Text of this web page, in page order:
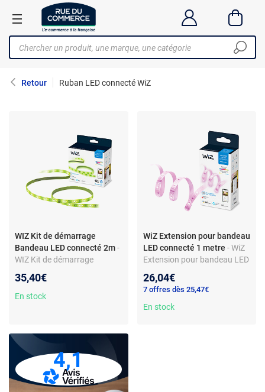
Retour Ruban LED connecté WiZ
WIZ Kit de démarrage
Bandeau LED connecté 2m-
WIZ Kit de démarrage
35,40€
En stock
WiZ Extension pour bandeau
LED connecté 1 metre - WiZ
Extension pour bandeau LED
26,04€
7 offres dès 25,47€
En stock
4,1